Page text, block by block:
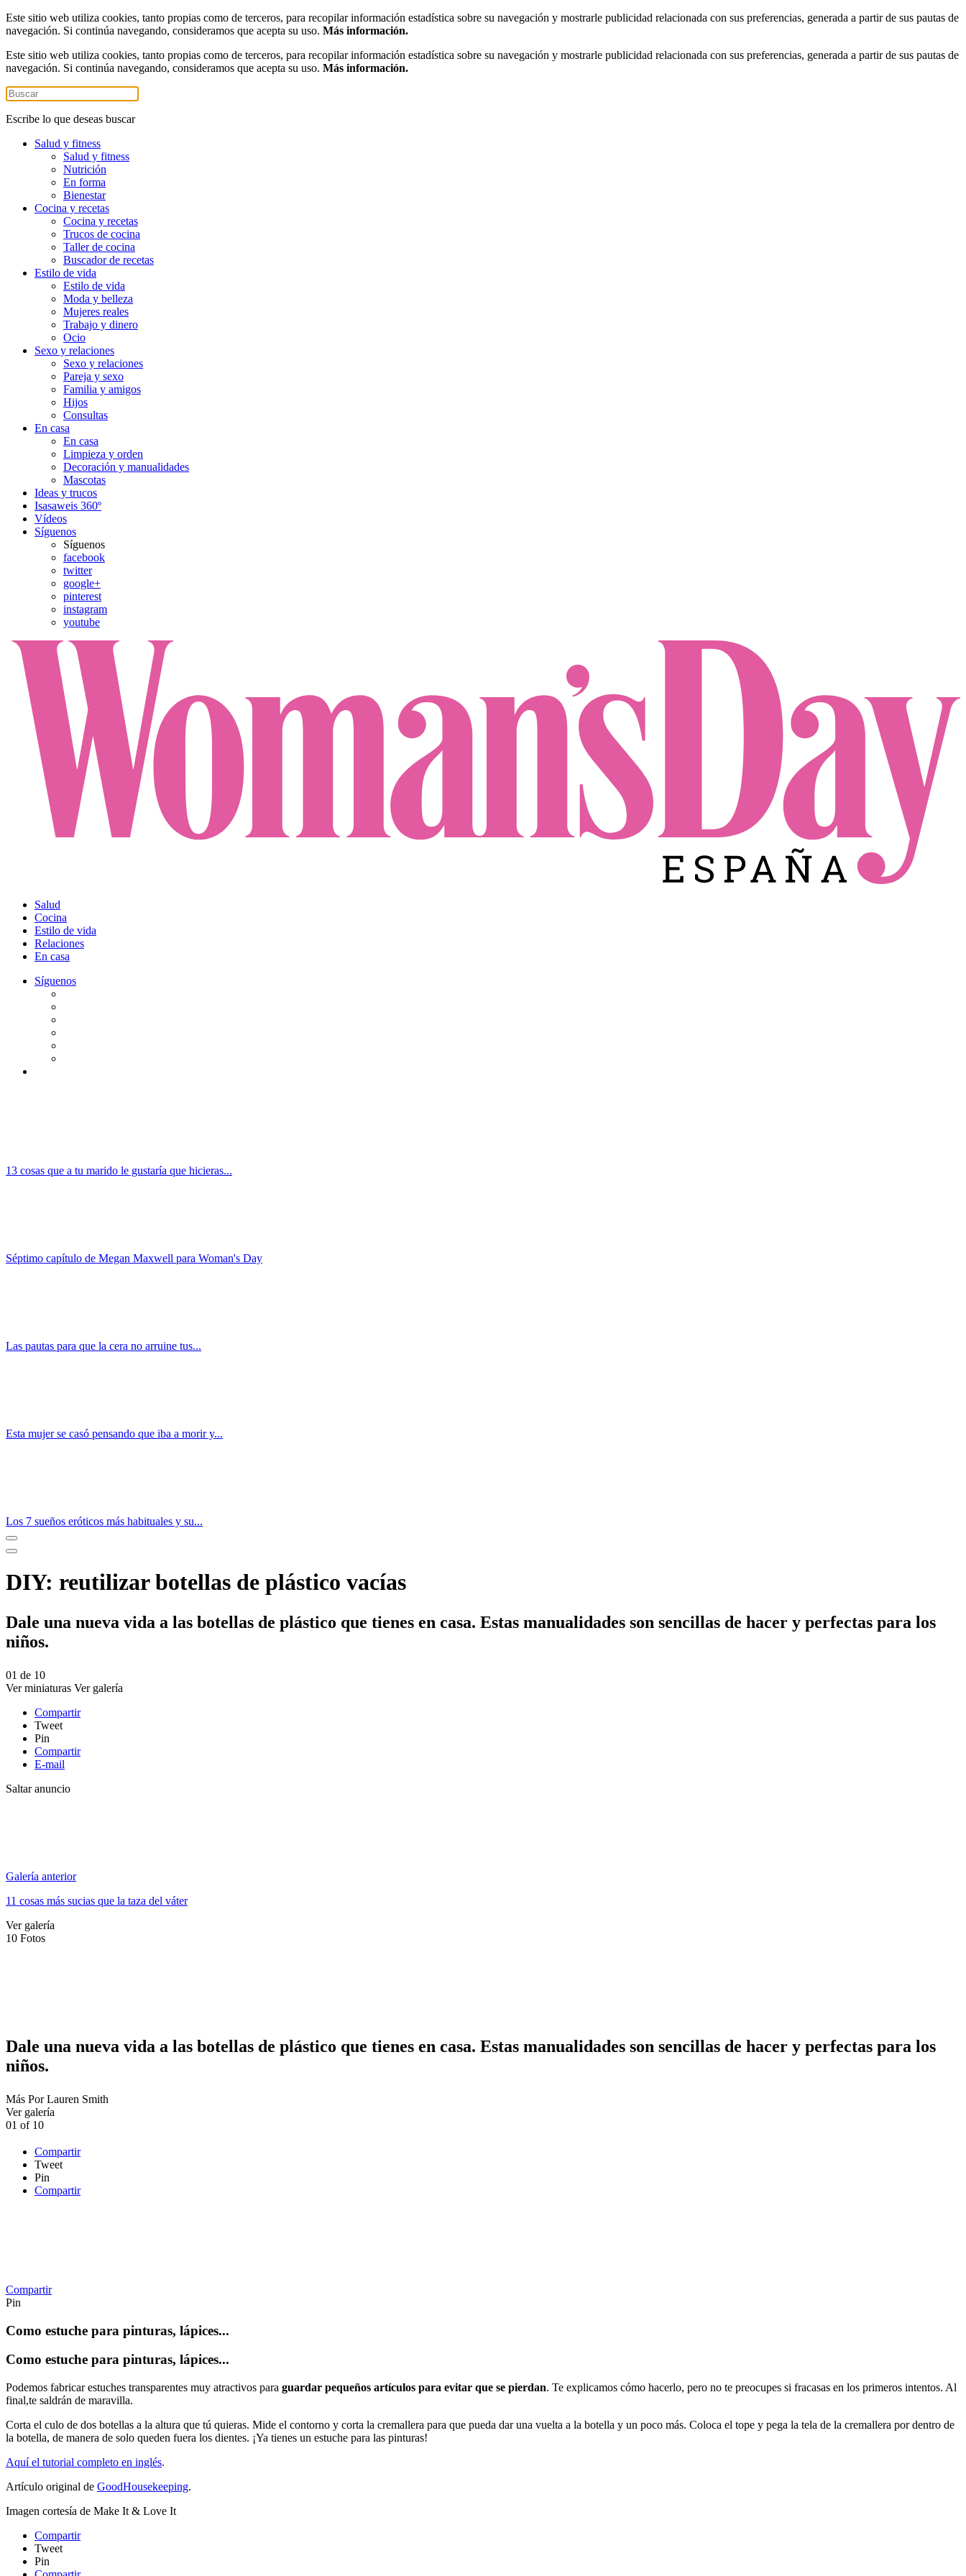
Este sitio web utiliza cookies, tanto propias como de terceros, para recopilar información estadística sobre su navegación y mostrarle publicidad relacionada con sus preferencias, generada a partir de sus pautas de
navegación. Si continúa navegando, consideramos que acepta su uso. Más información.
Este sitio web utiliza cookies, tanto propias como de terceros, para recopilar información estadística sobre su navegación y mostrarle publicidad relacionada con sus preferencias, generada a partir de sus pautas de
navegación. Si continúa navegando, consideramos que acepta su uso. Más información.
Escribe lo que deseas buscar
Salud y fitness
Salud y fitness
Nutrición
En forma
Bienestar
Cocina y recetas
Cocina y recetas
Trucos de cocina
Taller de cocina
Buscador de recetas
Estilo de vida
Estilo de vida
Moda y belleza
Mujeres reales
Trabajo y dinero
Ocio
Sexo y relaciones
Sexo y relaciones
Pareja y sexo
Familia y amigos
Hijos
Consultas
En casa
En casa
Limpieza y orden
Decoración y manualidades
Mascotas
Ideas y trucos
Isasaweis 360º
Vídeos
Síguenos
Síguenos
facebook
twitter
google+
pinterest
instagram
youtube
Salud
Cocina
Estilo de vida
Relaciones
En casa
Síguenos
13 cosas que a tu marido le gustaría que hicieras...
Séptimo capítulo de Megan Maxwell para Woman's Day
Las pautas para que la cera no arruine tus...
Esta mujer se casó pensando que iba a morir y...
Los 7 sueños eróticos más habituales y su...
DIY: reutilizar botellas de plástico vacías
Dale una nueva vida a las botellas de plástico que tienes en casa. Estas manualidades son sencillas de hacer y perfectas para los
niños.
01 de 10
Ver miniaturas Ver galería
Compartir
Tweet
Pin
Compartir
E-mail
Saltar anuncio
Galería anterior
11 cosas más sucias que la taza del váter
Ver galería
10 Fotos
Dale una nueva vida a las botellas de plástico que tienes en casa. Estas manualidades son sencillas de hacer y perfectas para los
niños.
Más PorLauren Smith
Ver galería
01 of 10
Compartir
Tweet
Pin
Compartir
Compartir
Pin
Como estuche para pinturas, lápices...
Como estuche para pinturas, lápices...
Podemos fabricar estuches transparentes muy atractivos para guardar pequeños artículos para evitar que se pierdan. Te explicamos cómo hacerlo, pero no te preocupes si fracasas en los primeros intentos. Al
final,te saldrán de maravilla.
Corta el culo de dos botellas a la altura que tú quieras. Mide el contorno y corta la cremallera para que pueda dar una vuelta a la botella y un poco más. Coloca el tope y pega la tela de la cremallera por dentro de
la botella, de manera de solo queden fuera los dientes. ¡Ya tienes un estuche para las pinturas!
Aquí el tutorial completo en inglés.
Artículo original de GoodHousekeeping.
Imagen cortesía de Make It & Love It
Compartir
Tweet
Pin